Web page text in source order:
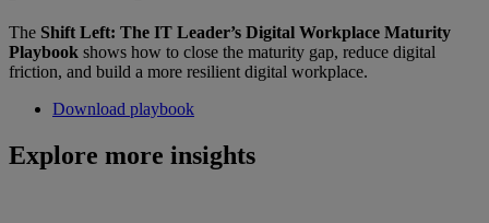
The Shift Left: The IT Leader’s Digital Workplace Maturity
Playbook shows how to close the maturity gap, reduce digital
friction, and build a more resilient digital workplace.
Download playbook
Explore more insights